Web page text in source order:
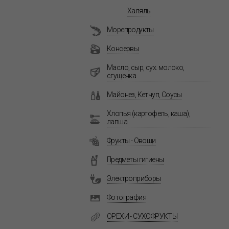
Халяль
Морепродукты
Консервы
Масло, сыр, сух. молоко,
сгущенка
Майонез, Кетчуп, Соусы
Хлопья (картофель, каша),
лапша
Фрукты - Овощи
Предметы гигиены
Электроприборы
Фотография
ОРЕХИ - СУХОФРУКТЫ